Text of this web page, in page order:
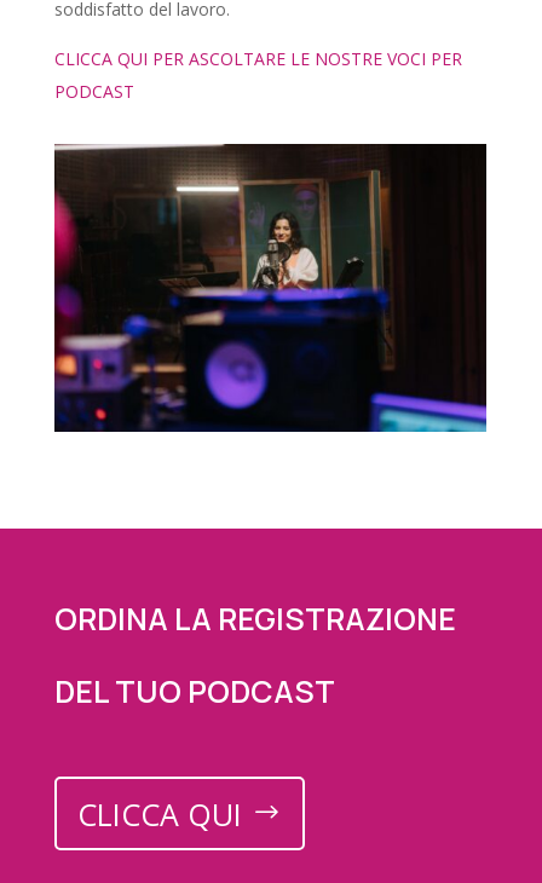
soddisfatto del lavoro.
CLICCA QUI PER ASCOLTARE LE NOSTRE VOCI PER
PODCAST
ORDINA LA REGISTRAZIONE
DEL TUO PODCAST
CLICCA QUI